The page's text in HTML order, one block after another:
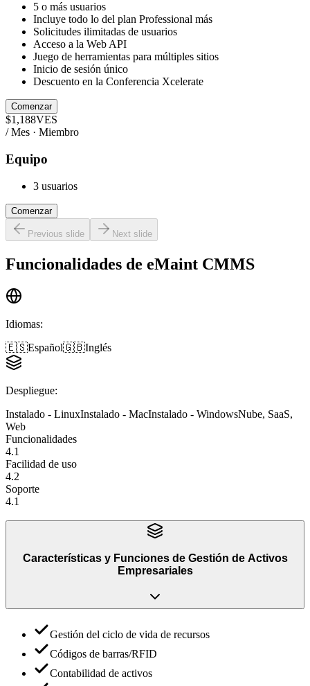
5 o más usuarios
Incluye todo lo del plan Professional más
Solicitudes ilimitadas de usuarios
Acceso a la Web API
Juego de herramientas para múltiples sitios
Inicio de sesión único
Descuento en la Conferencia Xcelerate
Comenzar
$1,188VES
/ Mes · Miembro
Equipo
3 usuarios
Comenzar
Previous slide Next slide
Funcionalidades de eMaint CMMS
Idiomas:
🇪🇸Español🇬🇧Inglés
Despliegue:
Instalado - LinuxInstalado - MacInstalado - WindowsNube, SaaS,
Web
Funcionalidades
4.1
Facilidad de uso
4.2
Soporte
4.1
Características y Funciones de Gestión de Activos
Empresariales
Gestión del ciclo de vida de recursos
Códigos de barras/RFID
Contabilidad de activos